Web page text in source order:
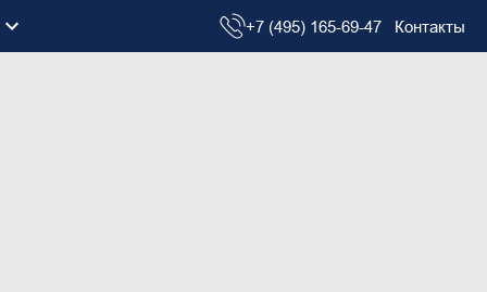
+7 (495) 165-69-47 Контакты